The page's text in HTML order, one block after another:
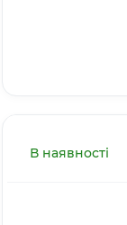
В наявності